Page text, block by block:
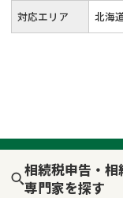
対応エリア 北海
相続税申告・
専門家を探す